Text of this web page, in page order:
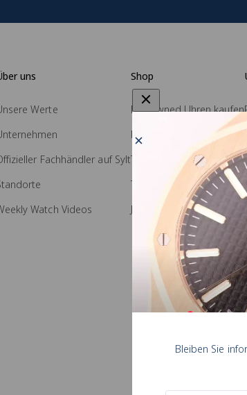
Bleiben Sie
uns
Werte
Fachhändler auf Sylt
Watch Videos
Shop
Pre-Owned Uhren kaufen
Marken
Trauring Konfigurator
TAMARA COMOLLI
Jochen Pohl